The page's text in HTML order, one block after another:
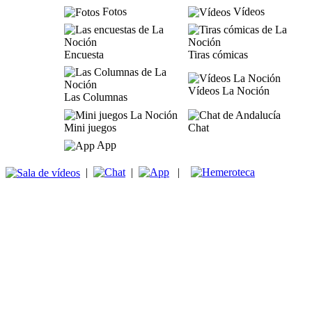
Fotos
Vídeos
Encuesta Tiras cómicas
Las Columnas
Vídeos La Noción
Mini juegos
Chat
App
| | |